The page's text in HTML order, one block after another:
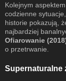
Kolejnym
codzienne
historie pokazują,
najbardziej
Ofiarowanie
o przetrwanie.
Supernaturalne